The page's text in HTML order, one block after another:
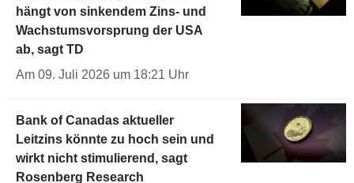
hängt von sinkendem Zins- und
Wachstumsvorsprung der USA
ab, sagt TD
Am 09. Juli 2026 um 18:21 Uhr
Bank of Canadas aktueller
Leitzins könnte zu hoch sein und
wirkt nicht stimulierend, sagt
Rosenberg Research